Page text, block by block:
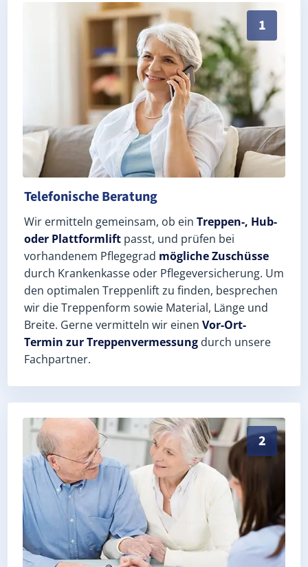
1
Persönliche Treppenlift-Beratung in Jöhstadt 09477
Telefonische Beratung
Wir ermitteln gemeinsam, ob ein Treppen-, Hub-
oder Plattformlift passt, und prüfen bei
vorhandenem Pflegegrad mögliche Zuschüsse
durch Krankenkasse oder Pflegeversicherung. Um
den optimalen Treppenlift zu finden, besprechen
wir die Treppenform sowie Material, Länge und
Breite. Gerne vermitteln wir einen Vor-Ort-
Termin zur Treppenvermessung durch unsere
Fachpartner.
2
Exaktes Aufmaß in Jöhstadt (Erzgebirgskreis) –